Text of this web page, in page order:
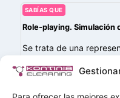
SABÍAS QUE
Role-playing. Simulación
Se trata de una
la vida real. Durante la